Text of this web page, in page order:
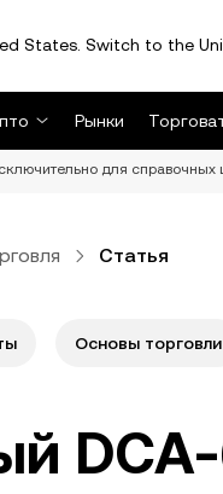
States. Switch to the
Рынки
для
Статья
Основы торговли